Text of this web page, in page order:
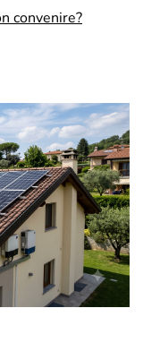
convenire?